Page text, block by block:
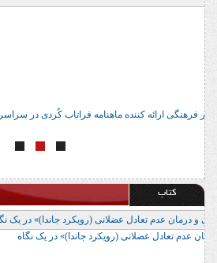
آدرس 22 مرکز معتبر فرهنگی ارائه کننده ماهنامه فراتاب کُردی در سراسر ایران
کتاب
کتاب «ارزیابی و درمان عدم تعادل عضلانی (رویکرد